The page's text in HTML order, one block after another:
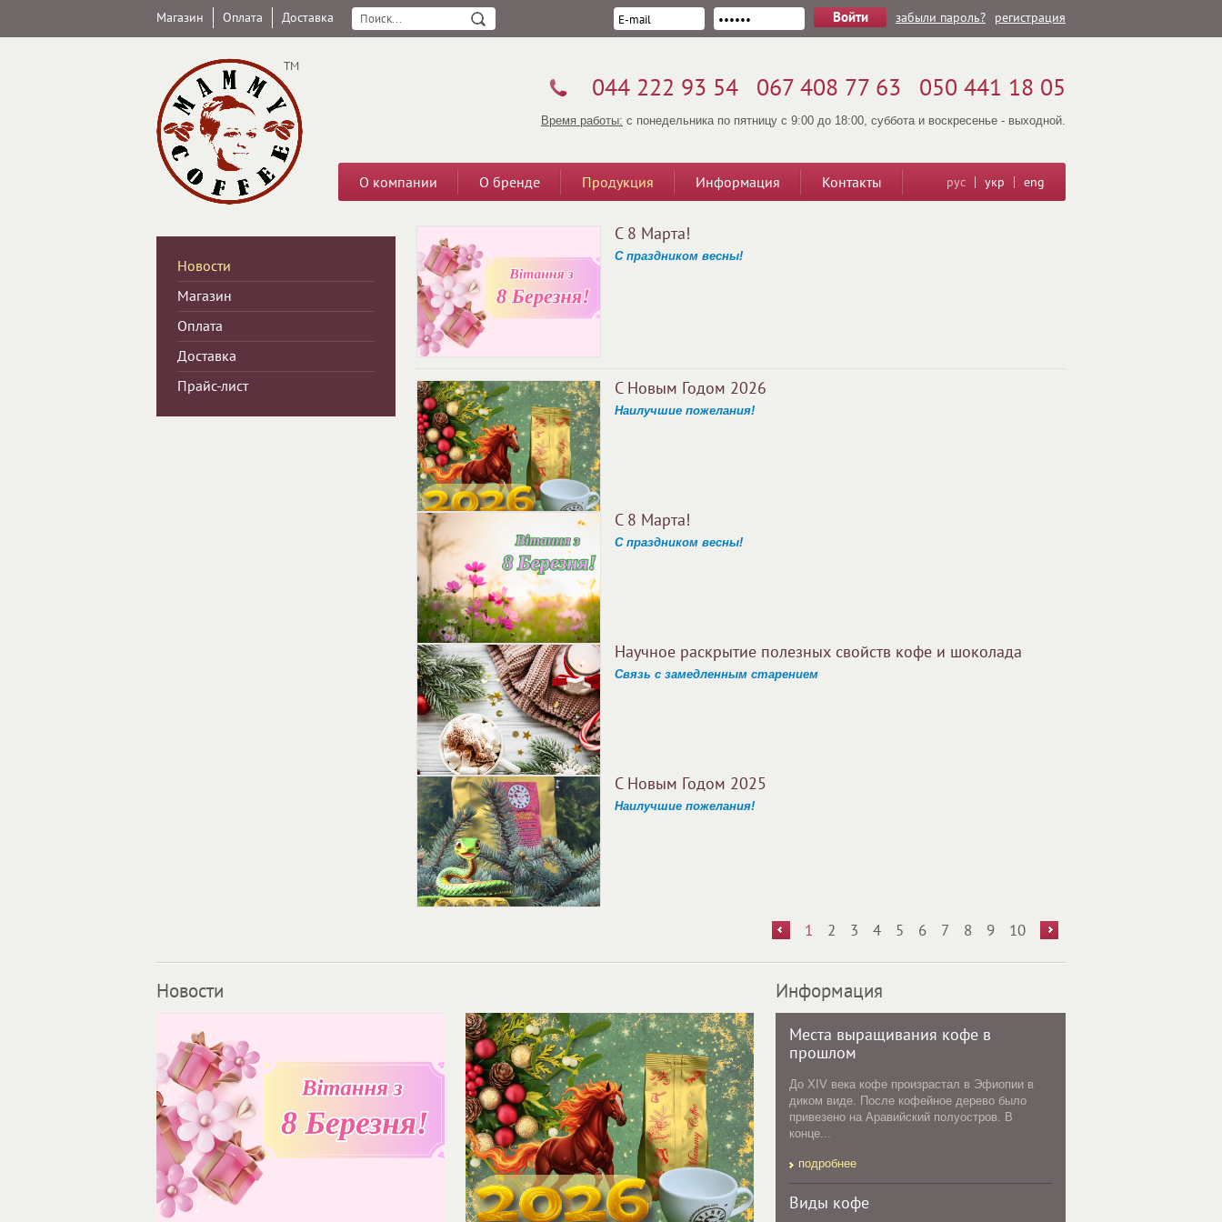
Магазин Оплата Доставка забыли пароль? регистрация
ТМ
044 222 93 54 067 408 77 63 050 441 18 05
Время работы: с понедельника по пятницу с 9:00 до 18:00, суббота и воскресенье - выходной.
О компании О бренде Продукция Информация Контакты рус укр eng
Новости
Магазин
Оплата
Доставка
Прайс-лист
С 8 Марта!
С праздником весны!
С Новым Годом 2026
Наилучшие пожелания!
С 8 Марта!
С праздником весны!
Научное раскрытие полезных свойств кофе и шоколада
Связь с замедленным старением
С Новым Годом 2025
Наилучшие пожелания!
1 2 3 4 5 6 7 8 9 10
Новости Информация
Места выращивания кофе в
прошлом
До XIV века кофе произрастал в Эфиопии в
диком виде. После кофейное дерево было
привезено на Аравийский полуостров. В
конце...
подробнее
Виды кофе